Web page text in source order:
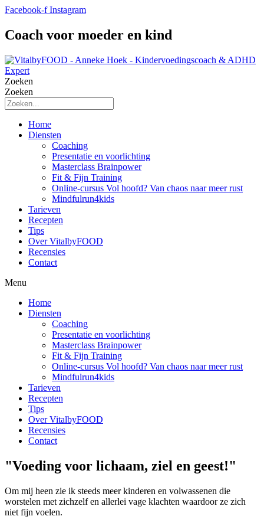
Facebook-f Instagram
Coach voor moeder en kind
Zoeken
Zoeken
Home
Diensten
Coaching
Presentatie en voorlichting
Masterclass Brainpower
Fit & Fijn Training
Online-cursus Vol hoofd? Van chaos naar meer rust
Mindfulrun4kids
Tarieven
Recepten
Tips
Over VitalbyFOOD
Recensies
Contact
Menu
Home
Diensten
Coaching
Presentatie en voorlichting
Masterclass Brainpower
Fit & Fijn Training
Online-cursus Vol hoofd? Van chaos naar meer rust
Mindfulrun4kids
Tarieven
Recepten
Tips
Over VitalbyFOOD
Recensies
Contact
"Voeding voor lichaam, ziel en geest!"
Om mij heen zie ik steeds meer kinderen en volwassenen die
worstelen met zichzelf en allerlei vage klachten waardoor ze zich
niet fijn voelen.